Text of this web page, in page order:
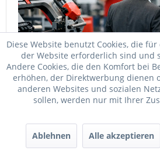
Holzmann Maschinen
nutzen
Eine Holzmann Maschinen
Maschinen relevant sind und was
25. Mai 2026
Diese Website benutzt Cookies, die
der Website erforderlich sind und
Andere Cookies, die den Komfort bei
erhöhen, der Direktwerbung dienen
anderen Websites und sozialen
sollen, werden nur mit Ihrer
Ablehnen Alle akzeptieren